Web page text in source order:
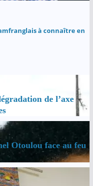
à connaître en
de l’axe
Otoulou face au feu